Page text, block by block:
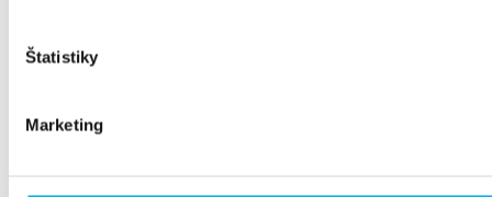
Štatistiky
Marketing